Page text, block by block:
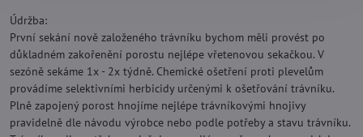
Údržba:
První sekání nově založeného trávníku bychom měli provést po
důkladném zakořenění porostu nejlépe vřetenovou sekačkou. V
sezóně sekáme 1x - 2x týdně. Chemické ošetření proti plevelům
provádíme selektivními herbicidy určenými k ošetřování trávníku.
Plně zapojený porost hnojíme nejlépe trávníkovými hnojivy
pravidelně dle návodu výrobce nebo podle potřeby a stavu trávníku.